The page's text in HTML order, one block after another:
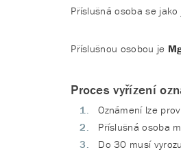
Příslušná osoba se
Příslušnou osobou je
Proces vyřízení
Oznámení lze
Příslušná osoba
Do 30 musí